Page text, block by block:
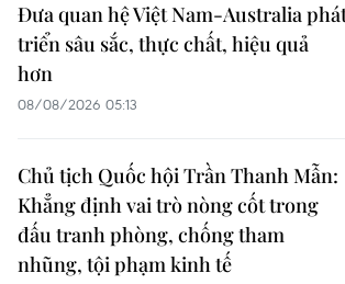
Đưa quan hệ Việt Nam-Australia
triển sâu sắc, thực chất, hiệu quả
hơn
08/08/2026 05:13
Chủ tịch Quốc hội Trần Thanh Mẫn:
Khẳng định vai trò nòng cốt trong
đấu tranh phòng, chống tham
nhũng, tội phạm kinh tế